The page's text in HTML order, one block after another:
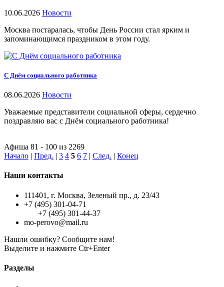
10.06.2026 Новости
Москва постаралась, чтобы День России стал ярким и
запоминающимся праздником в этом году.
С Днём социального работника
08.06.2026 Новости
Уважаемые представители социальной сферы, сердечно
поздравляю вас с Днём социального работника!
Афиша 81 - 100 из 2269
Начало | Пред. | 3 4 5 6 7 | След. | Конец
Наши контакты
111401, г. Москва, Зеленый пр., д. 23/43
+7 (495) 301-04-71
+7 (495) 301-44-37
mo-perovo@mail.ru
Нашли ошибку? Сообщите нам!
Выделите и нажмите Ctr+Enter
Разделы